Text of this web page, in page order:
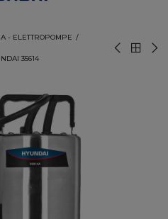
- ELETTROPOMPE
35614